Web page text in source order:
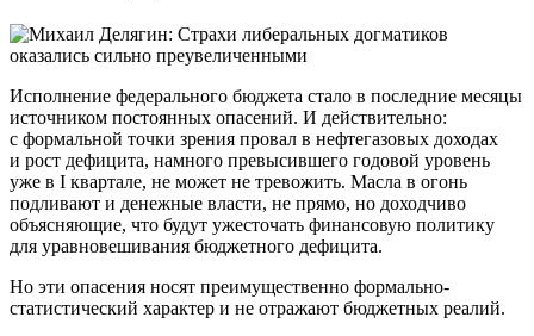
Исполнение федерального бюджета стало в последние месяцы
источником постоянных опасений. И действительно:
с формальной точки зрения провал в нефтегазовых доходах
и рост дефицита, намного превысившего годовой уровень
уже в I квартале, не может не тревожить. Масла в огонь
подливают и денежные власти, не прямо, но доходчиво
объясняющие, что будут ужесточать финансовую политику
для уравновешивания бюджетного дефицита.
Но эти опасения носят преимущественно формально-
статистический характер и не отражают бюджетных реалий.